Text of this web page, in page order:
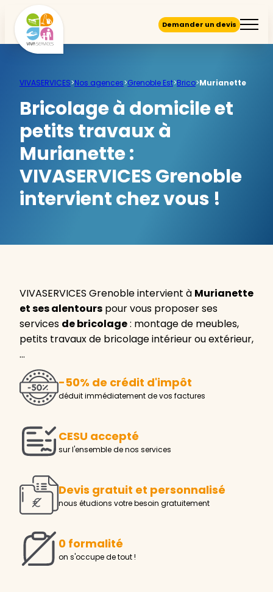
Demander un devis
VIVASERVICES>Nos agences>Grenoble Est>Brico>Murianette
Bricolage à domicile et
petits travaux à
Murianette :
VIVASERVICES Grenoble
intervient chez vous !
VIVASERVICES Grenoble intervient à Murianette
et ses alentours pour vous proposer ses
services de bricolage: montage de meubles,
petits travaux de bricolage intérieur ou extérieur,
…
-50% de crédit d'impôt
déduit immédiatement de vos factures
CESU accepté
sur l'ensemble de nos services
Devis gratuit et personnalisé
nous étudions votre besoin gratuitement
0 formalité
on s'occupe de tout !